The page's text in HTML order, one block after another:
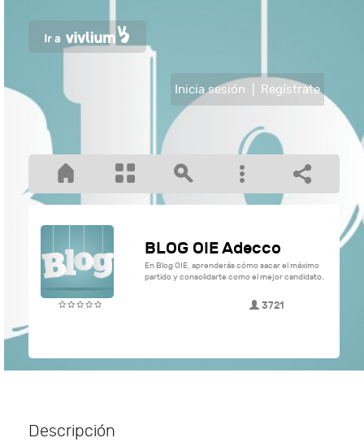
Inicia sesión Regístrate
BLOG OIE Adecco
En Blog OIE, aprenderás cómo sacar el máximo
partido y consolidarte como el mejor candidato.
3721
Descripción